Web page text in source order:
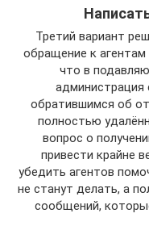
Третий вариант
обращение к
что в
администрация
обратившимся об
полностью
вопрос о
привести крайне
убедить агентов
не станут делать, а
сообщений,